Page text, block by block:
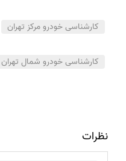
کارشناسی خودرو مرکز تهران
کارشناسی خودرو شمال تهران
نظرات